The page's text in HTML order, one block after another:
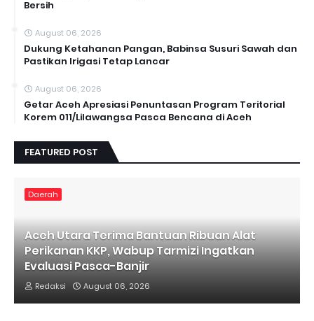
Bersih
August 06, 2026
Dukung Ketahanan Pangan, Babinsa Susuri Sawah dan
Pastikan Irigasi Tetap Lancar
August 06, 2026
Getar Aceh Apresiasi Penuntasan Program Teritorial
Korem 011/Lilawangsa Pasca Bencana di Aceh ‎
FEATURED POST
Daerah
Aceh Utara Terima Bantuan Ribuan Alat
Perikanan KKP, Wabup Tarmizi Ingatkan
Evaluasi Pasca-Banjir
Redaksi August 06, 2026